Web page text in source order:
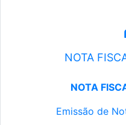
NOTA
NOTA
Emissão de